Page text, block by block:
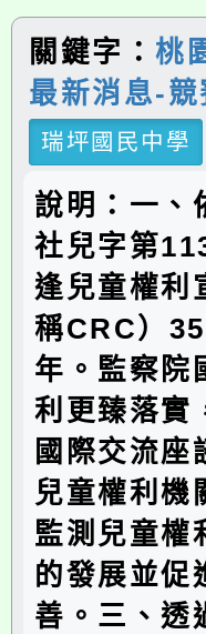
關鍵字：桃
最新消息-競
瑞坪國民中學
說明：一、
社兒字第
逢兒童權利
稱CRC）
年。監察院
利更臻落實
國際交流座
兒童權利機
監測兒童權
的發展並促
善。三、透